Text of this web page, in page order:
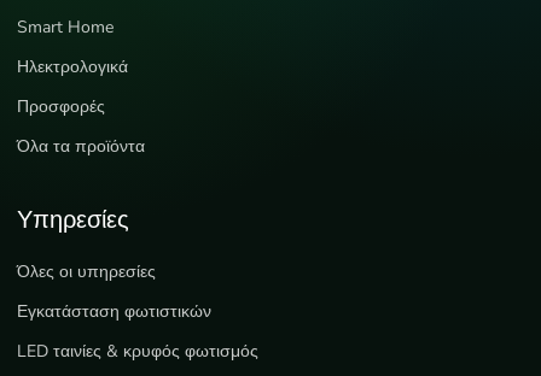
Smart Home
Ηλεκτρολογικά
Προσφορές
Όλα τα προϊόντα
Υπηρεσίες
Όλες οι υπηρεσίες
Εγκατάσταση φωτιστικών
LED ταινίες & κρυφός φωτισμός